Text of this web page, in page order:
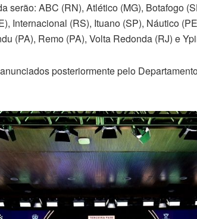
serão: ABC (RN), Atlético (MG), Botafogo
Internacional (RS), Ituano (SP), Náutico
(PA), Remo (PA), Volta Redonda (RJ) e
posteriormente pelo